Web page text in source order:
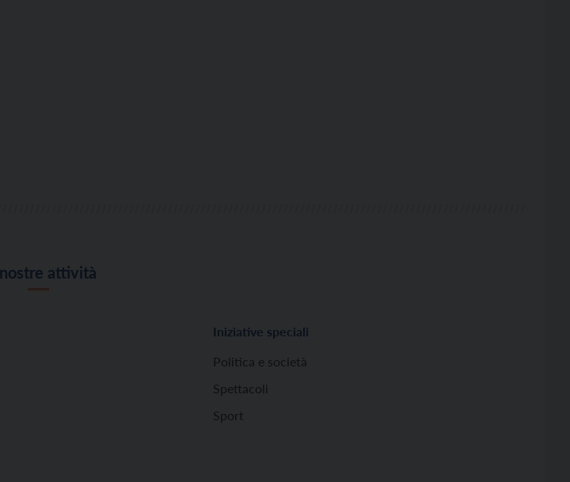
attività
Iniziative speciali
Politica e società
Spettacoli
Sport